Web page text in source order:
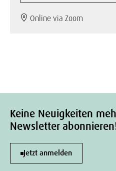
Online via Zoom
Keine Neuigkeiten
Newsletter
Jetzt anmelden